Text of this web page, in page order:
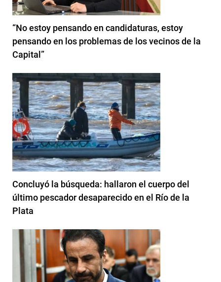
“No estoy pensando en candidaturas, estoy
pensando en los problemas de los vecinos de la
Capital”
Concluyó la búsqueda: hallaron el cuerpo del
último pescador desaparecido en el Río de la
Plata